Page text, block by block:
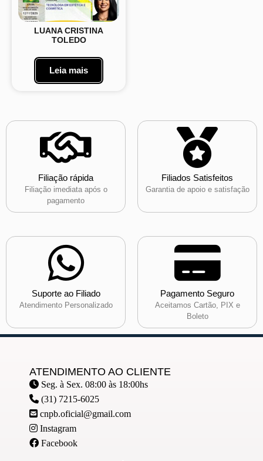
LUANA CRISTINA
TOLEDO
Leia mais
Filiação rápida
Filiação imediata após o
pagamento
Filiados Satisfeitos
Garantia de apoio e satisfação
Suporte ao Filiado
Atendimento Personalizado
Pagamento Seguro
Aceitamos Cartão, PIX e
Boleto
ATENDIMENTO AO CLIENTE
Seg. à Sex. 08:00 às 18:00hs
(31) 7215-6025
cnpb.oficial@gmail.com
Instagram
Facebook